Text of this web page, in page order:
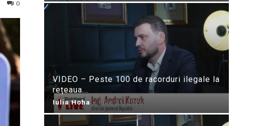
0
VIDEO – Peste 100 de racorduri ilegale la
rețeaua...
Iulia Hoha - iulie 31, 2026